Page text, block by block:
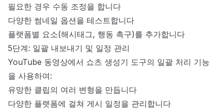
필요한 경우 수동 조정을 합니다
다양한 썸네일 옵션을 테스트합니다
플랫폼별 요소(해시태그, 행동 촉구)를 추가합니다
5단계: 일괄 내보내기 및 일정 관리
YouTube 동영상에서 쇼츠 생성기 도구의 일괄 처리 기능
을 사용하여:
유망한 클립의 여러 변형을 만듭니다
다양한 플랫폼에 걸쳐 게시 일정을 관리합니다